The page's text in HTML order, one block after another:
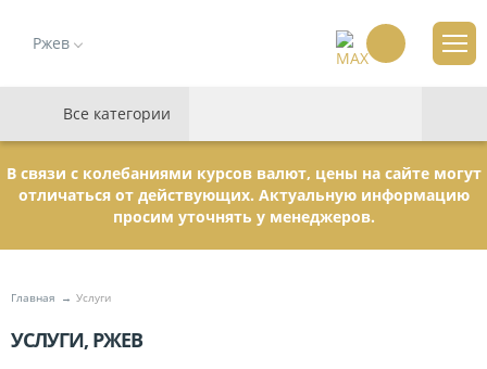
Ржев
Все категории
В связи с колебаниями курсов валют, цены на сайте могут
отличаться от действующих. Актуальную информацию
просим уточнять у менеджеров.
Главная Услуги
УСЛУГИ, РЖЕВ